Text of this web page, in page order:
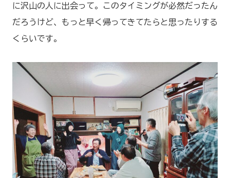
に沢山の人に出会って。このタイミングが必然だったん
だろうけど、もっと早く帰ってきてたらと思ったりする
くらいです。